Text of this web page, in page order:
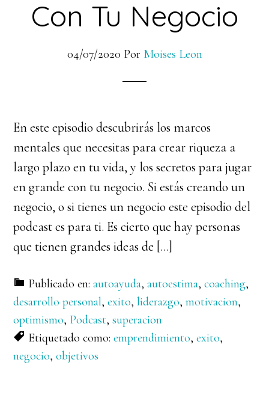
Con Tu Negocio
04/07/2020 Por Moises Leon
En este episodio descubrirás los marcos
mentales que necesitas para crear riqueza a
largo plazo en tu vida, y los secretos para jugar
en grande con tu negocio. Si estás creando un
negocio, o si tienes un negocio este episodio del
podcast es para ti. Es cierto que hay personas
que tienen grandes ideas de […]
Publicado en:autoayuda,autoestima,coaching,
desarrollo personal,exito,liderazgo,motivacion,
optimismo, Podcast,superacion
Etiquetado como:emprendimiento,exito,
negocio,objetivos